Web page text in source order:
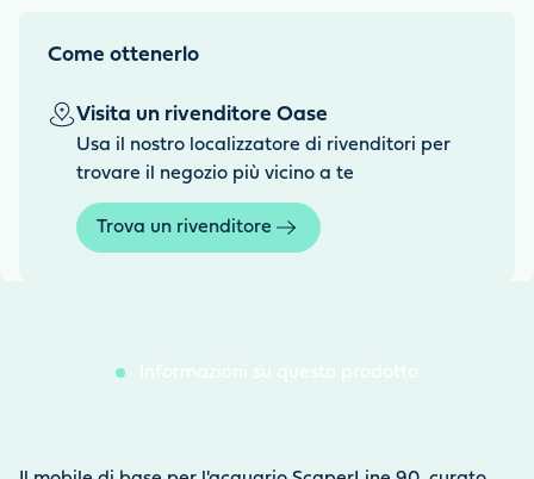
Come ottenerlo
Visita un rivenditore Oase
Usa il nostro localizzatore di rivenditori per
trovare il negozio più vicino a te
Trova un rivenditore
Informazioni su questo prodotto